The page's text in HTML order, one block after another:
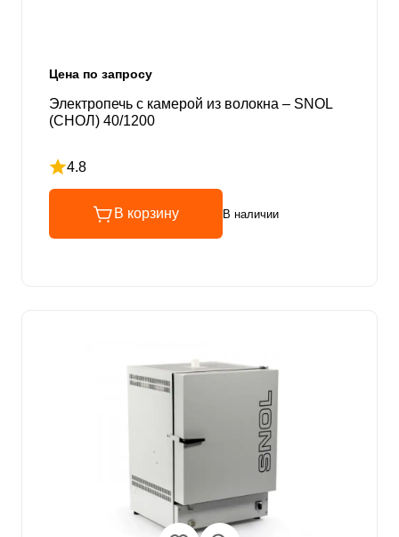
Цена по запросу
Электропечь с камерой из волокна – SNOL
(СНОЛ) 40/1200
4.8
Рейтинг 4.8 из 5
В корзину В наличии